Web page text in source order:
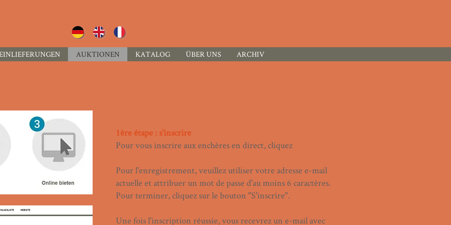
AUKTIONEN KATALOG ÜBER UNS ARCHIV
1ère étape : s'inscrire
Pour vous inscrire aux enchères en direct, cliquez
Pour l'enregistrement, veuillez utiliser votre adresse e-mail
actuelle et attribuer un mot de passe d'au moins 6 caractères.
Pour terminer, cliquez sur le bouton "S'inscrire".
Une fois l'inscription réussie, vous recevrez un e-mail avec